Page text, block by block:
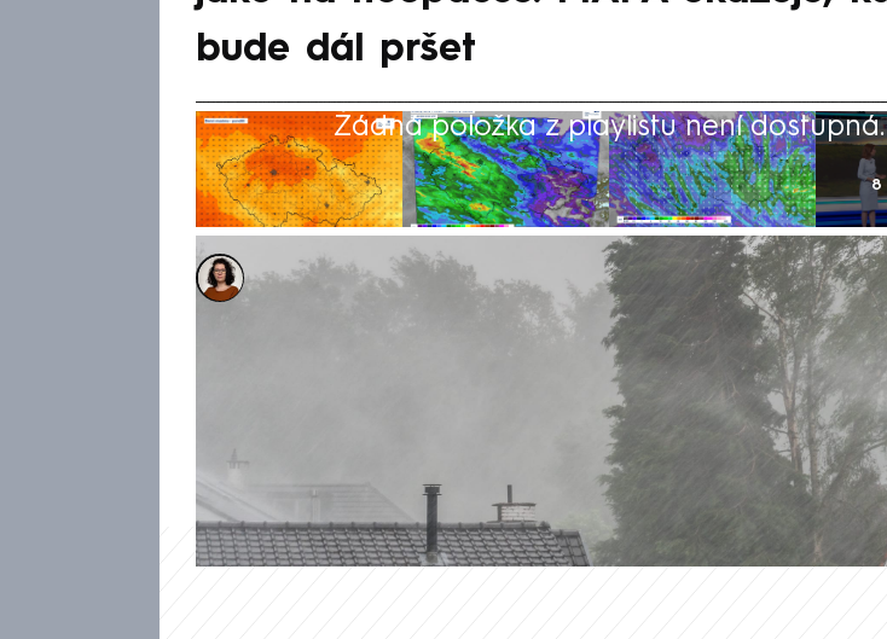
bude dál pršet
Žádná položka z playlistu není dostupná.
8
Dominika Fuchsová
1. čvn 2026, 07:48
Po bouřkovém víkendu klesly letní spalující teploty. Během
čekají teplotní výkyvy a proměnlivé počasí. Slunečné dny se
střídat s těmi zataženými, které doprovodí další silné
Vychází to z předpovědi Českého hydrometeorologického